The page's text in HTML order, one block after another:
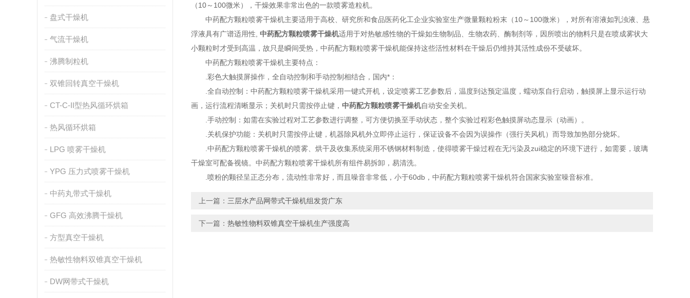
盘式干燥机
气流干燥机
沸腾制粒机
双锥回转真空干燥机
CT-C-II型热风循环烘箱
热风循环烘箱
LPG 喷雾干燥机
YPG 压力式喷雾干燥机
中药丸带式干燥机
GFG 高效沸腾干燥机
方型真空干燥机
热敏性物料双锥真空干燥机
DW网带式干燥机
（10～100微米），干燥效果非常出色的一款喷雾造粒机。
中药配方颗粒喷雾干燥机主要适用于高校、研究所和食品医药化工企业实验室生产微量颗粒粉末（10～100微米），对所有溶液如乳浊液、悬
浮液具有广谱适用性, 中药配方颗粒喷雾干燥机适用于对热敏感性物的干燥如生物制品、生物农药、酶制剂等，因所喷出的物料只是在喷成雾状大
小颗粒时才受到高温，故只是瞬间受热，中药配方颗粒喷雾干燥机能保持这些活性材料在干燥后仍维持其活性成份不受破坏。
中药配方颗粒喷雾干燥机主要特点：
.彩色大触摸屏操作，全自动控制和手动控制相结合，国内*：
.全自动控制：中药配方颗粒喷雾干燥机采用一键式开机，设定喷雾工艺参数后，温度到达预定温度，蠕动泵自行启动，触摸屏上显示运行动
画，运行流程清晰显示；关机时只需按停止键， 中药配方颗粒喷雾干燥机自动安全关机。
.手动控制：如需在实验过程对工艺参数进行调整，可方便切换至手动状态，整个实验过程彩色触摸屏动态显示（动画）。
.关机保护功能：关机时只需按停止键，机器除风机外立即停止运行，保证设备不会因为误操作（强行关风机）而导致加热部分烧坏。
.中药配方颗粒喷雾干燥机的喷雾、烘干及收集系统采用不锈钢材料制造，使得喷雾干燥过程在无污染及zui稳定的环境下进行，如需要，玻璃
干燥室可配备视镜。中药配方颗粒喷雾干燥机所有组件易拆卸，易清洗。
.喷粉的颗径呈正态分布，流动性非常好，而且噪音非常低，小于60db，中药配方颗粒喷雾干燥机符合国家实验室噪音标准。
上一篇： 三层水产品网带式干燥机组发货广东
下一篇： 热敏性物料双锥真空干燥机生产强度高